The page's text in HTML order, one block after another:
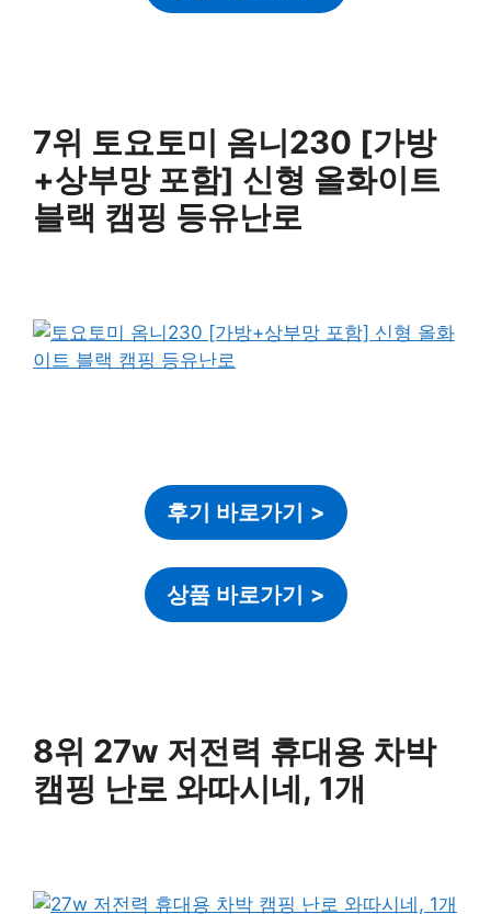
7위 토요토미 옴니230 [가방
+상부망 포함] 신형 올화이트
블랙 캠핑 등유난로
후기 바로가기 >
상품 바로가기 >
8위 27w 저전력 휴대용 차박
캠핑 난로 와따시네, 1개